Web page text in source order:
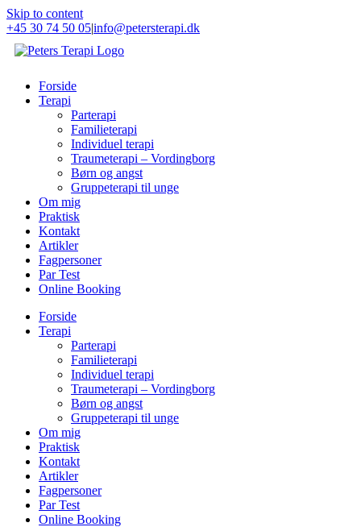
Skip to content
+45 30 74 50 05|info@petersterapi.dk
Forside
Terapi
Parterapi
Familieterapi
Individuel terapi
Traumeterapi – Vordingborg
Børn og angst
Gruppeterapi til unge
Om mig
Praktisk
Kontakt
Artikler
Fagpersoner
Par Test
Online Booking
Forside
Terapi
Parterapi
Familieterapi
Individuel terapi
Traumeterapi – Vordingborg
Børn og angst
Gruppeterapi til unge
Om mig
Praktisk
Kontakt
Artikler
Fagpersoner
Par Test
Online Booking